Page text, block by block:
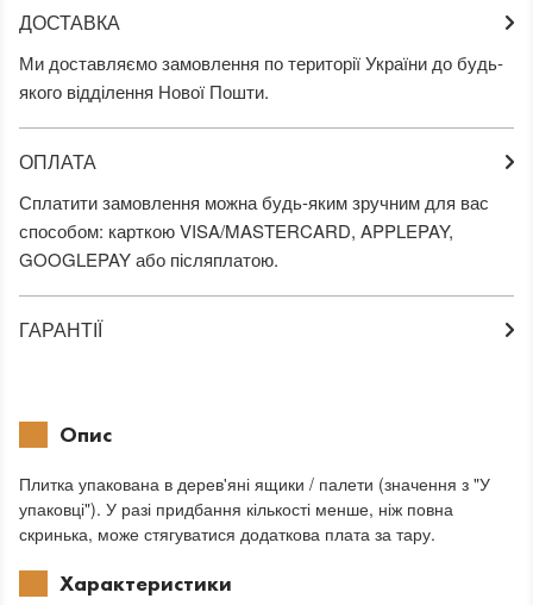
ДОСТАВКА
Ми доставляємо замовлення по території України до будь-
якого відділення Нової Пошти.
ОПЛАТА
Сплатити замовлення можна будь-яким зручним для вас
способом: карткою VISA/MASTERCARD, APPLEPAY,
GOOGLEPAY або післяплатою.
ГАРАНТІЇ
Опис
Плитка упакована в дерев'яні ящики / палети (значення з "У
упаковці"). У разі придбання кількості менше, ніж повна
скринька, може стягуватися додаткова плата за тару.
Характеристики